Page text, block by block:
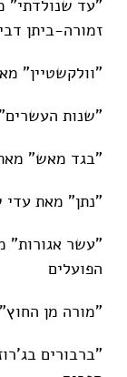
"עד שנולדתי"
זמורה-ביתן
"וולקשטיין"
"שנות
"בגד מאש" מאת
"נתן" מאת עדי
"עשר אגורות"
הפועלים
"מורה מן
"ברבורים